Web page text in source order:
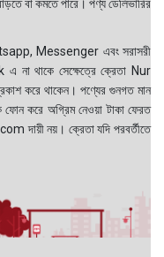
বা কমতে পারে। পণ্য ডেলিভারির
Messenger এবং সরাসরী
না থাকে সেক্ষেত্রে ক্রেতা Nur
করে থাকেন। পণ্যের গুনগত মান
ফোন করে অগ্রিম নেওয়া টাকা ফেরত
দায়ী নয়। ক্রেতা যদি পরবর্তীতে